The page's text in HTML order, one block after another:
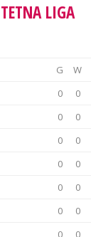
LIGA
G W
0 0
0 0
0 0
0 0
0 0
0 0
0 0